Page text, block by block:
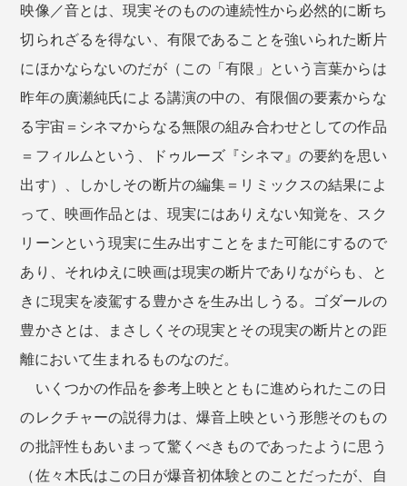
映像／音とは、現実そのものの連続性から必然的に断ち
切られざるを得ない、有限であることを強いられた断片
にほかならないのだが（この「有限」という言葉からは
昨年の廣瀬純氏による講演の中の、有限個の要素からな
る宇宙＝シネマからなる無限の組み合わせとしての作品
＝フィルムという、ドゥルーズ『シネマ』の要約を思い
出す）、しかしその断片の編集＝リミックスの結果によ
って、映画作品とは、現実にはありえない知覚を、スク
リーンという現実に生み出すことをまた可能にするので
あり、それゆえに映画は現実の断片でありながらも、と
きに現実を凌駕する豊かさを生み出しうる。ゴダールの
豊かさとは、まさしくその現実とその現実の断片との距
離において生まれるものなのだ。
いくつかの作品を参考上映とともに進められたこの日
のレクチャーの説得力は、爆音上映という形態そのもの
の批評性もあいまって驚くべきものであったように思う
（佐々木氏はこの日が爆音初体験とのことだったが、自